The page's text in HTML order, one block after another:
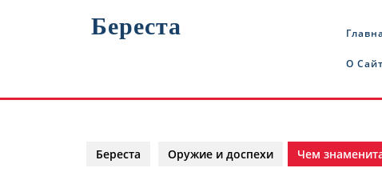
Береста
О
Береста Оружие и доспехи Чем